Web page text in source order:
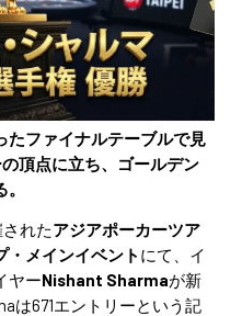
ファイナルテーブルで見
頂点に立ち、ゴールデン
れたアジアポーカーツア
・メインイベント にて、イ
ヤーNishant Sharmaが新
は671エントリーという記